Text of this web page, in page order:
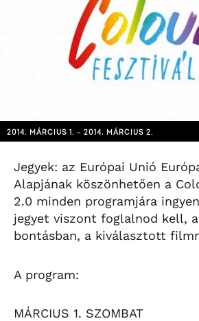
2014. MÁRCIUS 1. - 2014. MÁRCIUS 2.
Jegyek: az Európai Unió
Alapjának köszönhetően a
2.0 minden programjára
jegyet viszont foglalnod kell,
bontásban, a kiválasztott
A program:
MÁRCIUS 1. SZOMBAT